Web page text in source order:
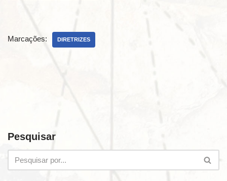
Marcações: DIRETRIZES
Pesquisar